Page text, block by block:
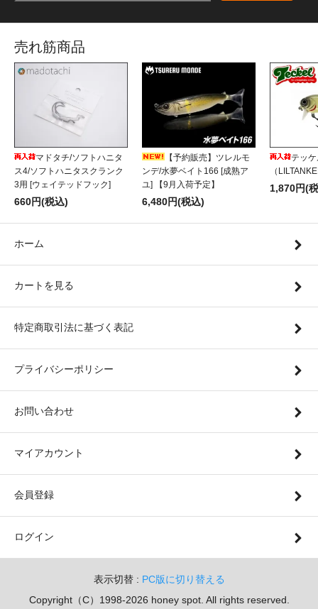
売れ筋商品
マドタチ/ソフトハニタ
ス4/ソフトハニタスクランク
3用 [ウェイテッドフック]
660円(税込)
【予約販売】ツレルモ
ンデ/水夢ベイト166 [成熟ア
ユ] 【9月入荷予定】
6,480円(税込)
テッ
（
1,870円(
ホーム
カートを見る
特定商取引法に基づく表記
プライバシーポリシー
お問い合わせ
マイアカウント
会員登録
ログイン
表示切替 : PC版に切り替える
Copyright（C）1998-2026 honey spot. All rights reserved.